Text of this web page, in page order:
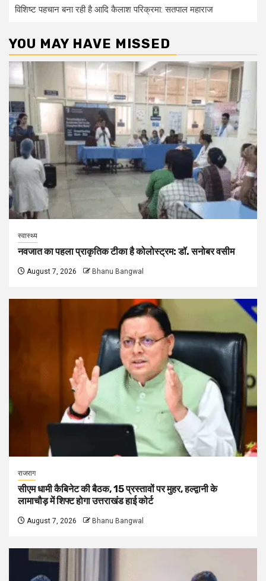
विशिष्ट पहचान बना रही है आदि कैलाश परिक्रमा: सतपाल महाराज
YOU MAY HAVE MISSED
स्वास्थ्य
नवजात का पहला प्राकृतिक टीका है कोलोस्ट्रम: डॉ. सनोबर वसीम
August 7, 2026 Bhanu Bangwal
राजराग
सीएम धामी कैबिनेट की बैठक, 15 प्रस्तावों पर मुहर, हल्द्वानी के
लामाचौड़ में शिफ्ट होगा उत्तराखंड हाई कोर्ट
August 7, 2026 Bhanu Bangwal